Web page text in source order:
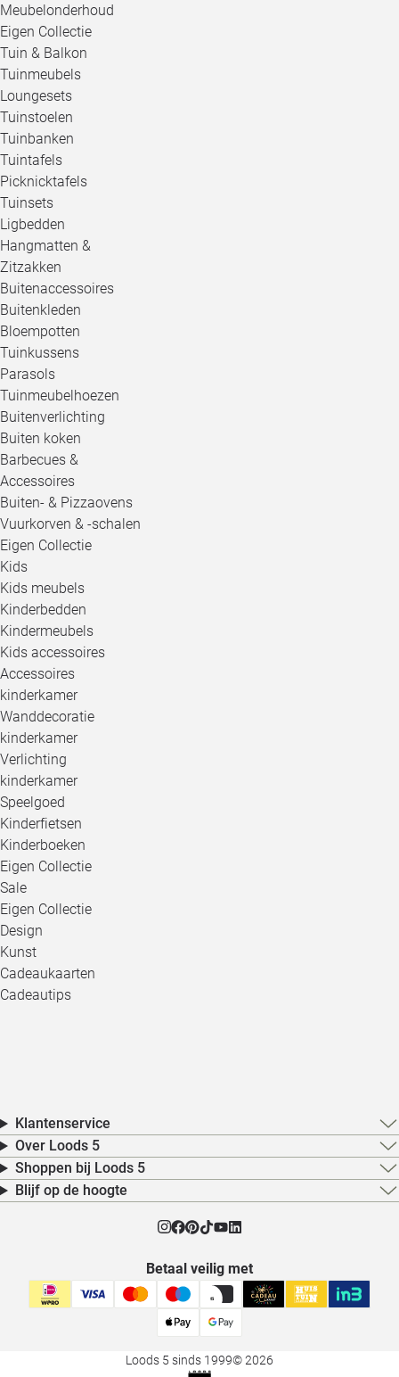
Meubelonderhoud
Eigen Collectie
Tuin & Balkon
Tuinmeubels
Loungesets
Tuinstoelen
Tuinbanken
Tuintafels
Picknicktafels
Tuinsets
Ligbedden
Hangmatten &
Zitzakken
Buitenaccessoires
Buitenkleden
Bloempotten
Tuinkussens
Parasols
Tuinmeubelhoezen
Buitenverlichting
Buiten koken
Barbecues &
Accessoires
Buiten- & Pizzaovens
Vuurkorven & -schalen
Eigen Collectie
Kids
Kids meubels
Kinderbedden
Kindermeubels
Kids accessoires
Accessoires
kinderkamer
Wanddecoratie
kinderkamer
Verlichting
kinderkamer
Speelgoed
Kinderfietsen
Kinderboeken
Eigen Collectie
Sale
Eigen Collectie
Design
Kunst
Cadeaukaarten
Cadeautips
Klantenservice
Over Loods 5
Shoppen bij Loods 5
Blijf op de hoogte
Betaal veilig met
Loods 5 sinds 1999© 2026